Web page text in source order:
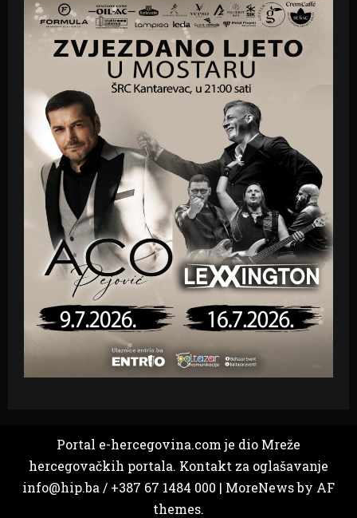
Portal e-hercegovina.com je dio Mreže
hercegovačkih portala. Kontakt za oglašavanje
info@hip.ba / +387 67 1484 000 | MoreNewsby AF
themes.